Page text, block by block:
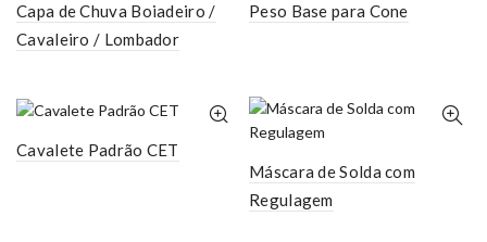
Capa de Chuva Boiadeiro /
Cavaleiro / Lombador
Peso Base para Cone
Cavalete Padrão CET
Máscara de Solda com
Regulagem